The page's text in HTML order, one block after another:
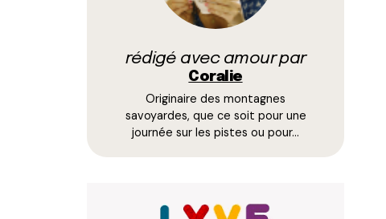
rédigé avec amour par
Coralie
Originaire des montagnes
savoyardes, que ce soit pour une
journée sur les pistes ou pour…